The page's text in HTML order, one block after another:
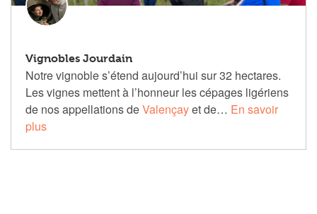
Vignobles Jourdain
Notre vignoble s’étend aujourd’hui sur 32 hectares.
Les vignes mettent à l’honneur les cépages ligériens
de nos appellations deValençayet de… En savoir
plus